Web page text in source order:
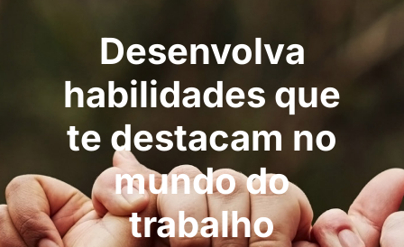
Desenvolva
habilidades que
te destacam no
mundo do
trabalho